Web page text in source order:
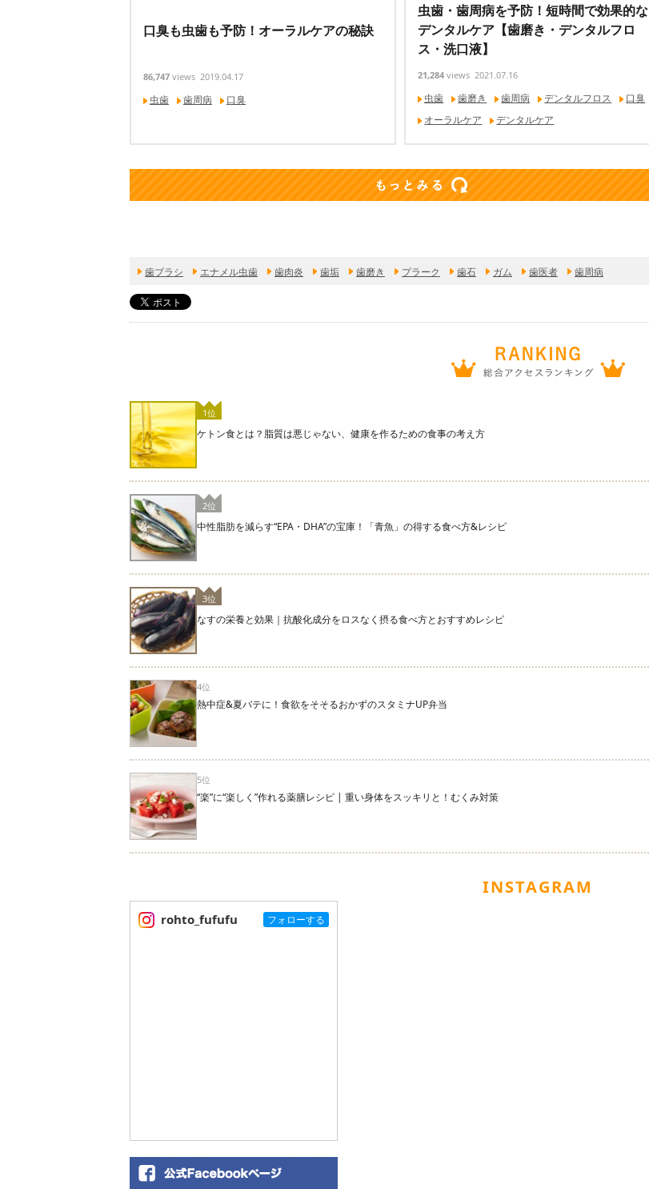
口臭も虫歯も予防！オーラルケアの秘訣
86,747 views 2019.04.17
虫歯 歯周病 口臭
虫歯・歯周病を予防！短時間で効果的な
デンタルケア【歯磨き・デンタルフロ
ス・洗口液】
21,284 views 2021.07.16
虫歯 歯磨き 歯周病 デンタルフロス
口臭
オーラルケア
デンタルケア
歯ブラシ エナメル虫歯 歯肉炎 歯垢 歯磨き プラーク 歯石 ガム 歯医者 歯周病
1位
ケトン食とは？脂質は悪じゃない、健康を作るための食事の考え方
2位
中性脂肪を減らす“EPA・DHA”の宝庫！「青魚」の得する食べ方&レシピ
3位
なすの栄養と効果｜抗酸化成分をロスなく摂る食べ方とおすすめレシピ
4位
熱中症&夏バテに！食欲をそそるおかずのスタミナUP弁当
5位
“楽”に“楽しく”作れる薬膳レシピ | 重い身体をスッキリと！むくみ対策
INSTAGRAM
rohto_fufufu フォローする